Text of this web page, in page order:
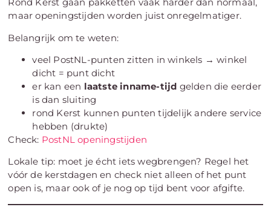
maar openingstijden worden juist onregelmatiger.
Belangrijk om te weten:
veel PostNL-punten zitten in winkels → winkel
dicht = punt dicht
er kan een laatste inname-tijd gelden die eerder
is dan sluiting
rond Kerst kunnen punten tijdelijk andere service
hebben (drukte)
Check: PostNL openingstijden
Lokale tip: moet je écht iets wegbrengen? Regel het
vóór de kerstdagen en check niet alleen of het punt
open is, maar ook of je nog op tijd bent voor afgifte.